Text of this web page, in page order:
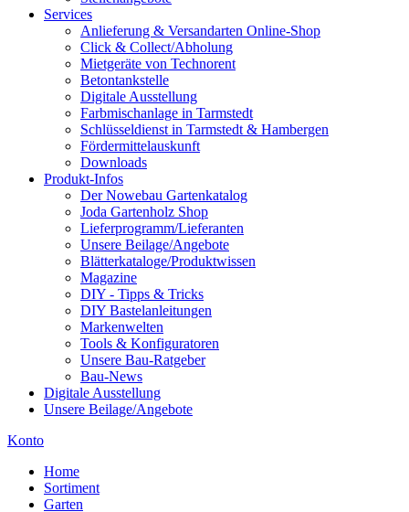
Services
Anlieferung & Versandarten Online-Shop
Click & Collect/Abholung
Mietgeräte von Technorent
Betontankstelle
Digitale Ausstellung
Farbmischanlage in Tarmstedt
Schlüsseldienst in Tarmstedt & Hambergen
Fördermittelauskunft
Downloads
Produkt-Infos
Der Nowebau Gartenkatalog
Joda Gartenholz Shop
Lieferprogramm/Lieferanten
Unsere Beilage/Angebote
Blätterkataloge/Produktwissen
Magazine
DIY - Tipps & Tricks
DIY Bastelanleitungen
Markenwelten
Tools & Konfiguratoren
Unsere Bau-Ratgeber
Bau-News
Digitale Ausstellung
Unsere Beilage/Angebote
Konto
Home
Sortiment
Garten